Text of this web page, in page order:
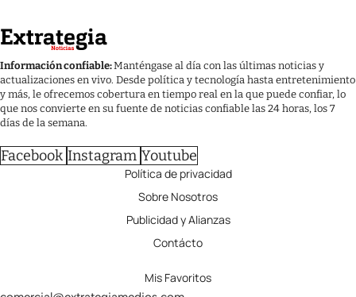
Información confiable:Manténgase al día con las últimas noticias y
actualizaciones en vivo. Desde política y tecnología hasta entretenimiento
y más, le ofrecemos cobertura en tiempo real en la que puede confiar, lo
que nos convierte en su fuente de noticias confiable las 24 horas, los 7
días de la semana.
Facebook Instagram Youtube
Política de privacidad
Sobre Nosotros
Publicidad y Alianzas
Contácto
Mis Favoritos